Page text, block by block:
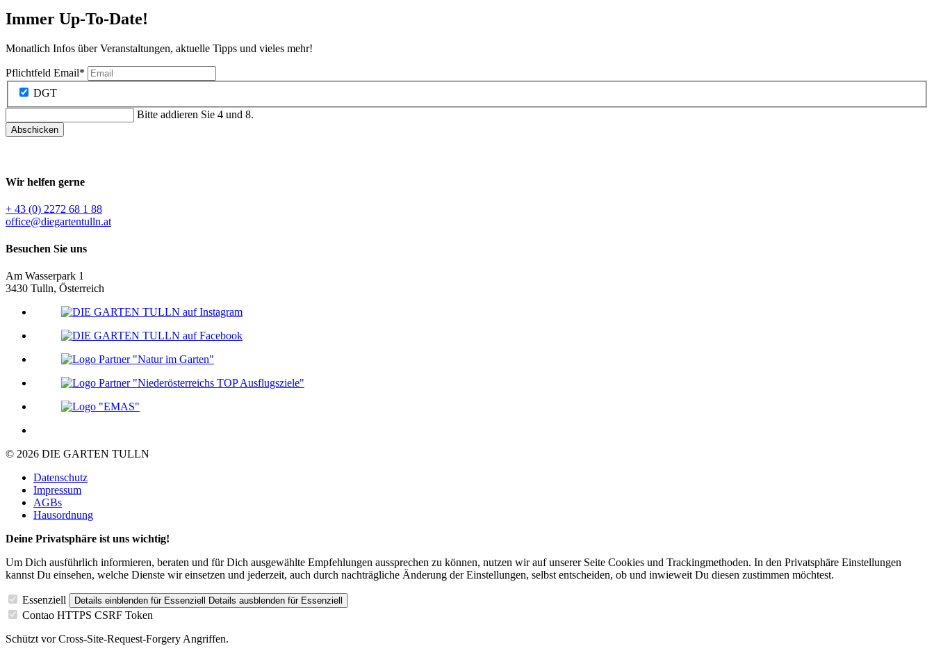
Immer Up-To-Date!
Monatlich Infos über Veranstaltungen, aktuelle Tipps und vieles mehr!
Pflichtfeld Email*
DGT
Bitte addieren Sie 4 und 8.
Abschicken
Wir helfen gerne
+ 43 (0) 2272 68 1 88
office@diegartentulln.at
Besuchen Sie uns
Am Wasserpark 1
3430 Tulln, Österreich
© 2026 DIE GARTEN TULLN
Datenschutz
Impressum
AGBs
Hausordnung
Deine Privatsphäre ist uns wichtig!
Um Dich ausführlich informieren, beraten und für Dich ausgewählte Empfehlungen aussprechen zu können, nutzen wir auf unserer Seite Cookies und Trackingmethoden. In den Privatsphäre Einstellungen
kannst Du einsehen, welche Dienste wir einsetzen und jederzeit, auch durch nachträgliche Änderung der Einstellungen, selbst entscheiden, ob und inwieweit Du diesen zustimmen möchtest.
Essenziell Details einblenden für Essenziell Details ausblenden für Essenziell
Contao HTTPS CSRF Token
Schützt vor Cross-Site-Request-Forgery Angriffen.